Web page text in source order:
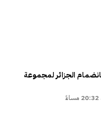
الجزائر لمجموعة